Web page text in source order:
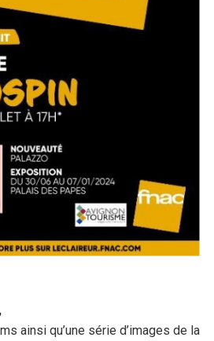
ainsi qu’une série d’images de la